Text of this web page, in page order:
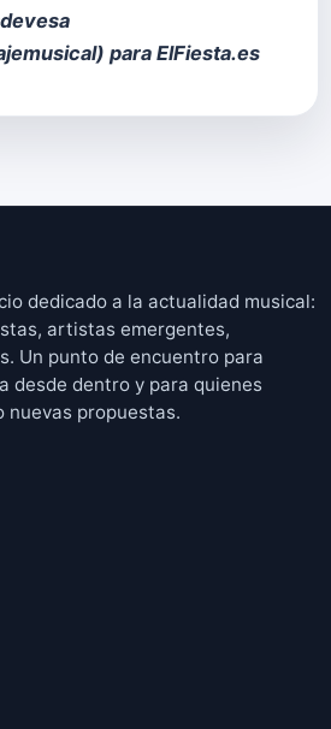
) para ElFiesta.es
dedicado a la actualidad musical:
artistas emergentes,
Un punto de encuentro para
desde dentro y para quienes
nuevas propuestas.